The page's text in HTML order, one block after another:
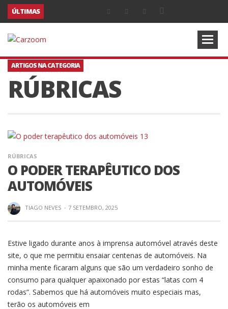
ÚLTIMAS
ARTIGOS NA CATEGORIA
RÚBRICAS
RÚBRICAS
O PODER TERAPÊUTICO DOS
AUTOMÓVEIS
TIAGO NEVES · 7 SETEMBRO, 2025
Estive ligado durante anos à imprensa automóvel através deste
site, o que me permitiu ensaiar centenas de automóveis. Na
minha mente ficaram alguns que são um verdadeiro sonho de
consumo para qualquer apaixonado por estas “latas com 4
rodas”. Sabemos que há automóveis muito especiais mas,
terão os automóveis em